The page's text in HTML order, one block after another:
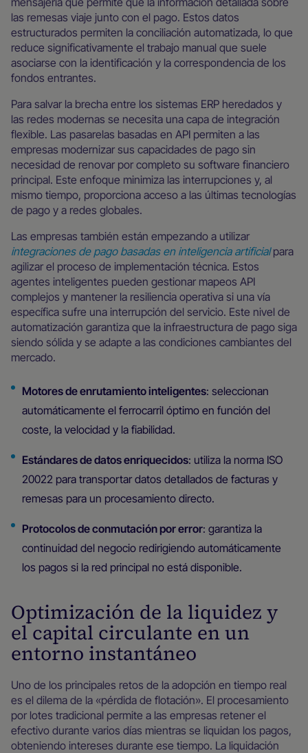
las remesas viaje junto con el pago. Estos datos
estructurados permiten la conciliación automatizada, lo que
reduce significativamente el trabajo manual que suele
asociarse con la identificación y la correspondencia de los
fondos entrantes.
Para salvar la brecha entre los sistemas ERP heredados y
las redes modernas se necesita una capa de integración
flexible. Las pasarelas basadas en API permiten a las
empresas modernizar sus capacidades de pago sin
necesidad de renovar por completo su software financiero
principal. Este enfoque minimiza las interrupciones y, al
mismo tiempo, proporciona acceso a las últimas tecnologías
de pago y a redes globales.
Las empresas también están empezando a utilizar
integraciones de pago basadas en inteligencia artificialpara
agilizar el proceso de implementación técnica. Estos
agentes inteligentes pueden gestionar mapeos API
complejos y mantener la resiliencia operativa si una vía
específica sufre una interrupción del servicio. Este nivel de
automatización garantiza que la infraestructura de pago siga
siendo sólida y se adapte a las condiciones cambiantes del
mercado.
Motores de enrutamiento inteligentes: seleccionan
automáticamente el ferrocarril óptimo en función del
coste, la velocidad y la fiabilidad.
Estándares de datos enriquecidos: utiliza la norma ISO
20022 para transportar datos detallados de facturas y
remesas para un procesamiento directo.
Protocolos de conmutación por error: garantiza la
continuidad del negocio redirigiendo automáticamente
los pagos si la red principal no está disponible.
Optimización de la liquidez y
el capital circulante en un
entorno instantáneo
Uno de los principales retos de la adopción en tiempo real
es el dilema de la «pérdida de flotación». El procesamiento
por lotes tradicional permite a las empresas retener el
efectivo durante varios días mientras se liquidan los pagos,
obteniendo intereses durante ese tiempo. La liquidación